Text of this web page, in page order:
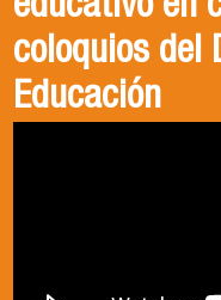
educativo en
coloquios del
Educación